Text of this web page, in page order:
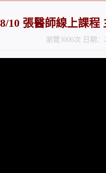
10 張醫師線上課
瀏覽3000次 日期：